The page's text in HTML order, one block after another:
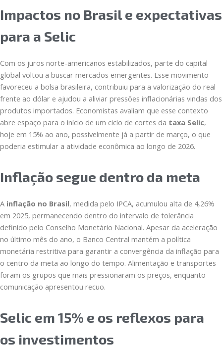
Impactos no Brasil e expectativas
para a Selic
Com os juros norte-americanos estabilizados, parte do capital
global voltou a buscar mercados emergentes. Esse movimento
favoreceu a bolsa brasileira, contribuiu para a valorização do real
frente ao dólar e ajudou a aliviar pressões inflacionárias vindas dos
produtos importados. Economistas avaliam que esse contexto
abre espaço para o início de um ciclo de cortes da taxa Selic,
hoje em 15% ao ano, possivelmente já a partir de março, o que
poderia estimular a atividade econômica ao longo de 2026.
Inflação segue dentro da meta
A inflação no Brasil, medida pelo IPCA, acumulou alta de 4,26%
em 2025, permanecendo dentro do intervalo de tolerância
definido pelo Conselho Monetário Nacional. Apesar da aceleração
no último mês do ano, o Banco Central mantém a política
monetária restritiva para garantir a convergência da inflação para
o centro da meta ao longo do tempo. Alimentação e transportes
foram os grupos que mais pressionaram os preços, enquanto
comunicação apresentou recuo.
Selic em 15% e os reflexos para
os investimentos